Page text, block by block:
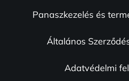
Panaszkezelés és
Általános
Adatvédelmi